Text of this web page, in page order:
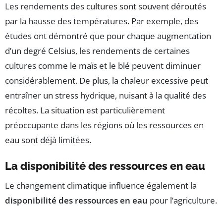
Les rendements des cultures sont souvent déroutés
par la hausse des températures. Par exemple, des
études ont démontré que pour chaque augmentation
d’un degré Celsius, les rendements de certaines
cultures comme le maïs et le blé peuvent diminuer
considérablement. De plus, la chaleur excessive peut
entraîner un stress hydrique, nuisant à la qualité des
récoltes. La situation est particulièrement
préoccupante dans les régions où les ressources en
eau sont déjà limitées.
La disponibilité des ressources en eau
Le changement climatique influence également la
disponibilité des ressources en eau pour l’agriculture.